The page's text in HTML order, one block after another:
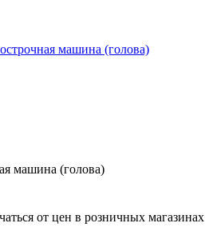
машина (голова)
от цен в розничных магазинах